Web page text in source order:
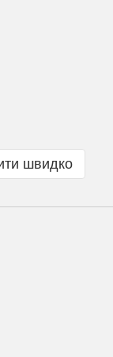
швидко